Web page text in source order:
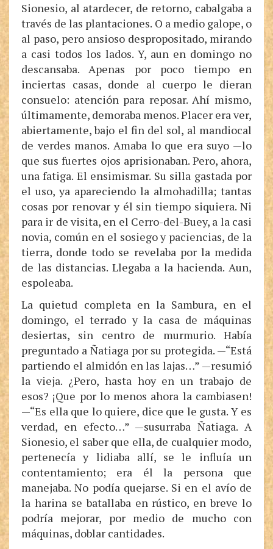
Sionesio, al atardecer, de retorno, cabalgaba a
través de las plantaciones. O a medio galope, o
al paso, pero ansioso despropositado, mirando
a casi todos los lados. Y, aun en domingo no
descansaba. Apenas por poco tiempo en
inciertas casas, donde al cuerpo le dieran
consuelo: atención para reposar. Ahí mismo,
últimamente, demoraba menos. Placer era ver,
abiertamente, bajo el fin del sol, al mandiocal
de verdes manos. Amaba lo que era suyo —lo
que sus fuertes ojos aprisionaban. Pero, ahora,
una fatiga. El ensimismar. Su silla gastada por
el uso, ya apareciendo la almohadilla; tantas
cosas por renovar y él sin tiempo siquiera. Ni
para ir de visita, en el Cerro-del-Buey, a la casi
novia, común en el sosiego y paciencias, de la
tierra, donde todo se revelaba por la medida
de las distancias. Llegaba a la hacienda. Aun,
espoleaba.
La quietud completa en la Sambura, en el
domingo, el terrado y la casa de máquinas
desiertas, sin centro de murmurio. Había
preguntado a Ñatiaga por su protegida. —“Está
partiendo el almidón en las lajas…” —resumió
la vieja. ¿Pero, hasta hoy en un trabajo de
esos? ¡Que por lo menos ahora la cambiasen!
—“Es ella que lo quiere, dice que le gusta. Y es
verdad, en efecto…” —susurraba Ñatiaga. A
Sionesio, el saber que ella, de cualquier modo,
pertenecía y lidiaba allí, se le influía un
contentamiento; era él la persona que
manejaba. No podía quejarse. Si en el avío de
la harina se batallaba en rústico, en breve lo
podría mejorar, por medio de mucho con
máquinas, doblar cantidades.